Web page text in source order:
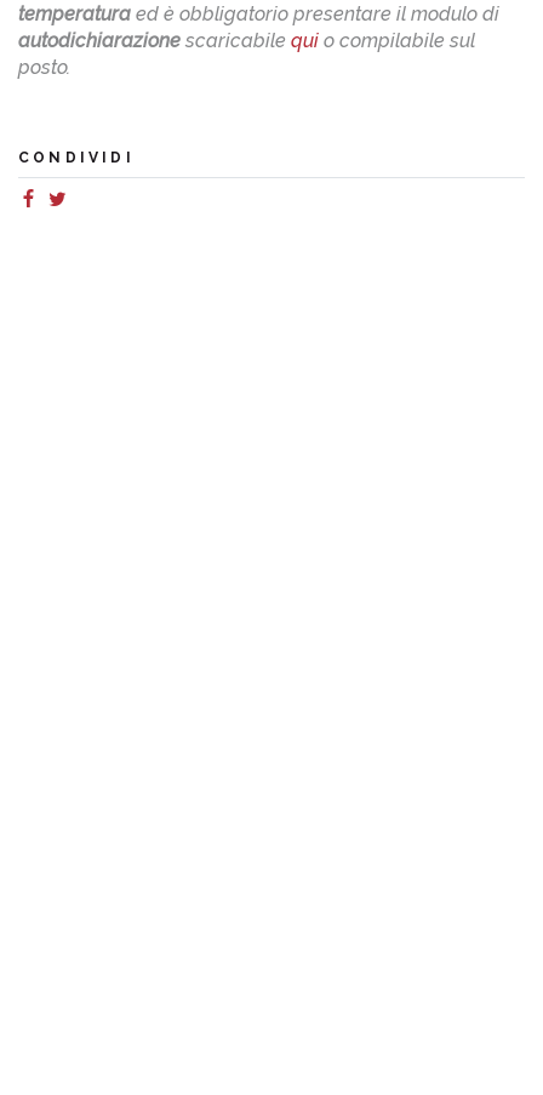
temperatura ed è obbligatorio presentare il modulo di
autodichiarazione scaricabile qui o compilabile sul
posto.
CONDIVIDI